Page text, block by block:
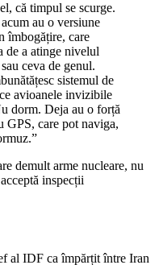
că timpul se scurge.
au o versiune
îmbogățire, care
de a atinge nivelul
ceva de genul.
sistemul de
avioanele invizibile
dorm. Deja au o forță
GPS, care pot naviga,
demult arme nucleare, nu
inspecții
al IDF ca împărțit între Iran